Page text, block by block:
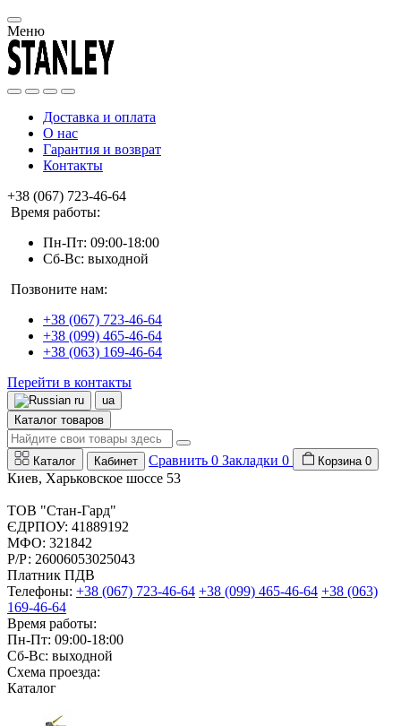
Меню
Доставка и оплата
О нас
Гарантия и возврат
Контакты
+38 (067) 723-46-64
Время работы:
Пн-Пт: 09:00-18:00
Сб-Вс: выходной
Позвоните нам:
+38 (067) 723-46-64
+38 (099) 465-46-64
+38 (063) 169-46-64
Перейти в контакты
ru
ua
Каталог товаров
Каталог Кабинет Сравнить 0 Закладки 0 Корзина 0
Киев, Харьковское шоссе 53
ТОВ "Стан-Гард"
ЄДРПОУ: 41889192
МФО: 321842
Р/Р: 26006053025043
Платник ПДВ
Телефоны: +38 (067) 723-46-64 +38 (099) 465-46-64 +38 (063)
169-46-64
Время работы:
Пн-Пт: 09:00-18:00
Сб-Вс: выходной
Схема проезда:
Каталог